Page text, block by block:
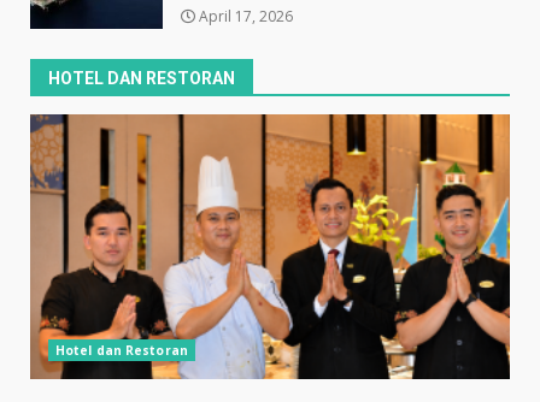
April 17, 2026
HOTEL DAN RESTORAN
Hotel dan Restoran